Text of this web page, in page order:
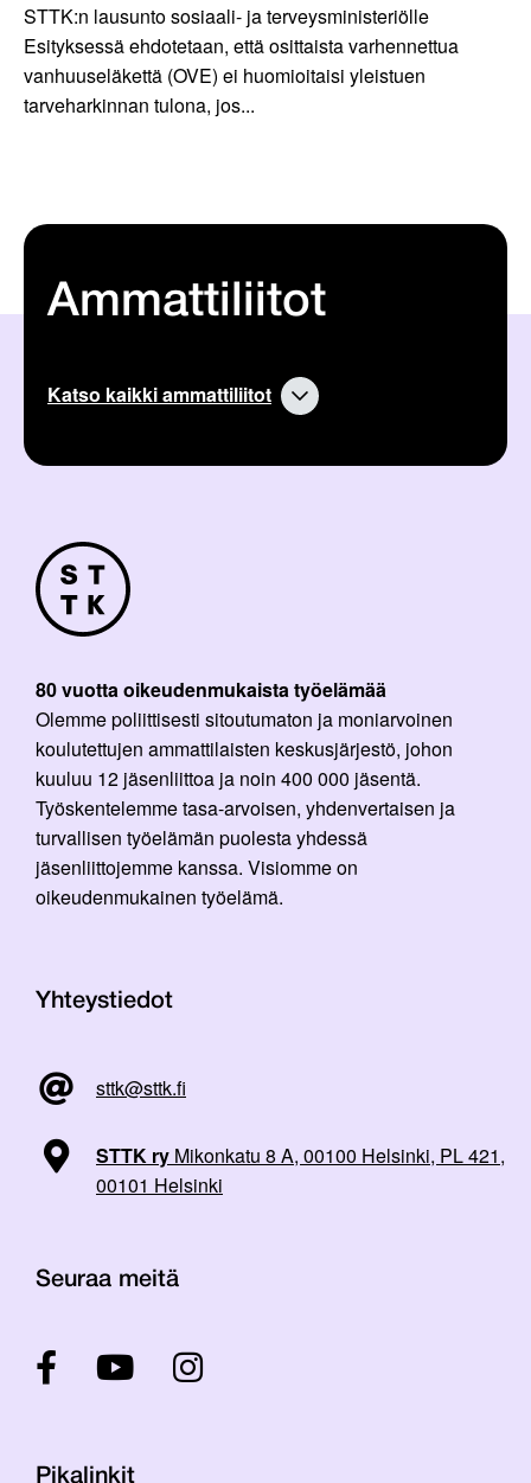
STTK:n lausunto sosiaali- ja terveysministeriölle
Esityksessä ehdotetaan, että osittaista varhennettua
vanhuuseläkettä (OVE) ei huomioitaisi yleistuen
tarveharkinnan tulona, jos...
Ammattiliitot
Katso kaikki ammattiliitot
80 vuotta oikeudenmukaista työelämää
Olemme poliittisesti sitoutumaton ja moniarvoinen
koulutettujen ammattilaisten keskusjärjestö, johon
kuuluu 12 jäsenliittoa ja noin 400 000 jäsentä.
Työskentelemme tasa-arvoisen, yhdenvertaisen ja
turvallisen työelämän puolesta yhdessä
jäsenliittojemme kanssa. Visiomme on
oikeudenmukainen työelämä.
Yhteystiedot
sttk@sttk.fi
STTK ry Mikonkatu 8 A, 00100 Helsinki, PL 421,
00101 Helsinki
Seuraa meitä
Pikalinkit